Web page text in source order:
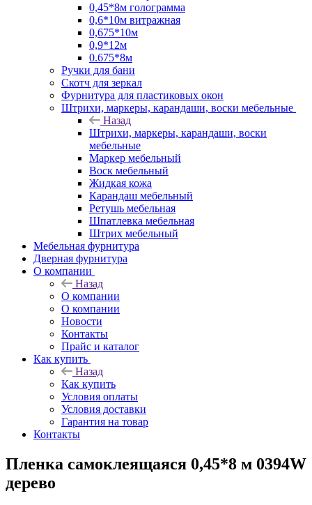
0,45*8м голограмма
0,6*10м витражная
0,675*10м
0,9*12м
0.675*8м
Ручки для бани
Скотч для зеркал
Фурнитура для пластиковых окон
Штрихи, маркеры, карандаши, воски мебельные
Назад
Штрихи, маркеры, карандаши, воски
мебельные
Маркер мебельный
Воск мебельный
Жидкая кожа
Карандаш мебельный
Ретушь мебельная
Шпатлевка мебельная
Штрих мебельный
Мебельная фурнитура
Дверная фурнитура
О компании
Назад
О компании
О компании
Новости
Контакты
Прайс и каталог
Как купить
Назад
Как купить
Условия оплаты
Условия доставки
Гарантия на товар
Контакты
Пленка самоклеящаяся 0,45*8 м 0394W
дерево